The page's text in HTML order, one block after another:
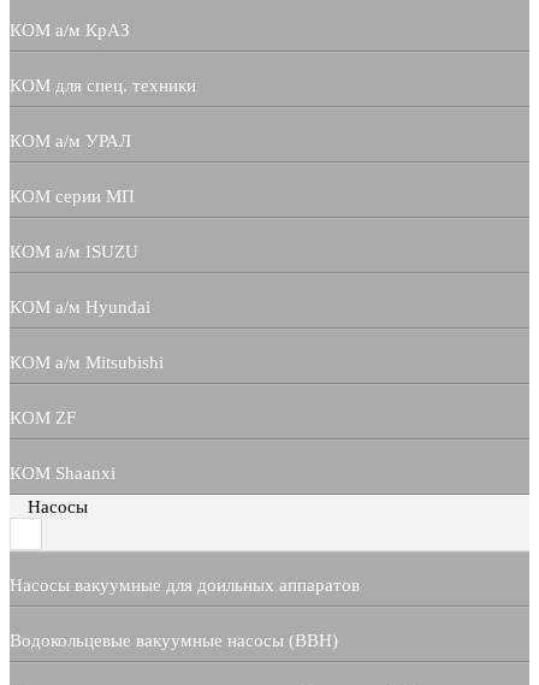
КОМ а/м КрАЗ
КОМ для спец. техники
КОМ а/м УРАЛ
КОМ серии МП
КОМ а/м ISUZU
КОМ а/м Hyundai
КОМ а/м Mitsubishi
КОМ ZF
КОМ Shaanxi
Насосы
Насосы вакуумные для доильных аппаратов
Водокольцевые вакуумные насосы (ВВН)